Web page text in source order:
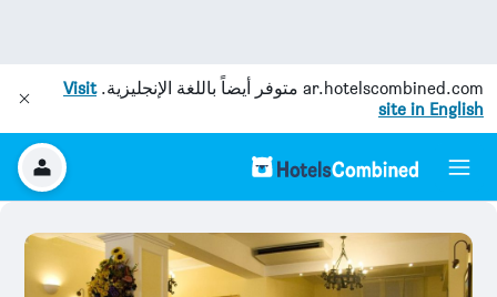
ar.hotelscombined.com متوفر أيضاً باللغة الإنجليزية.Visit
site in English